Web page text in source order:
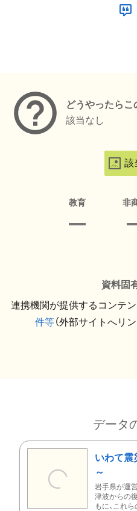
どうやったらこ
該当なし
該
教育 非
資料固
連携機関が提供するコンテン
件等（外部サイトへリ
データ
いわて震
～
岩手県が運
津波からの
もに、これ